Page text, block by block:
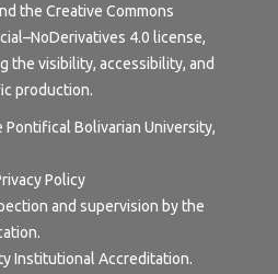
the Creative Commons
4.0 license,
the visibility, accessibility, and
production.
Bolivarian University,
Policy
and supervision by the
Institutional Accreditation.